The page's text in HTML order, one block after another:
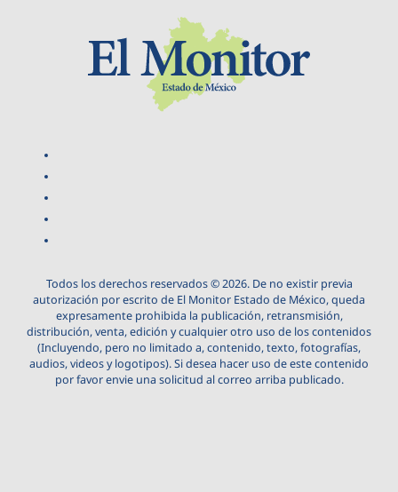
Todos los derechos reservados © 2026. De no existir previa
autorización por escrito de El Monitor Estado de México, queda
expresamente prohibida la publicación, retransmisión,
distribución, venta, edición y cualquier otro uso de los contenidos
(Incluyendo, pero no limitado a, contenido, texto, fotografías,
audios, videos y logotipos). Si desea hacer uso de este contenido
por favor envie una solicitud al correo arriba publicado.